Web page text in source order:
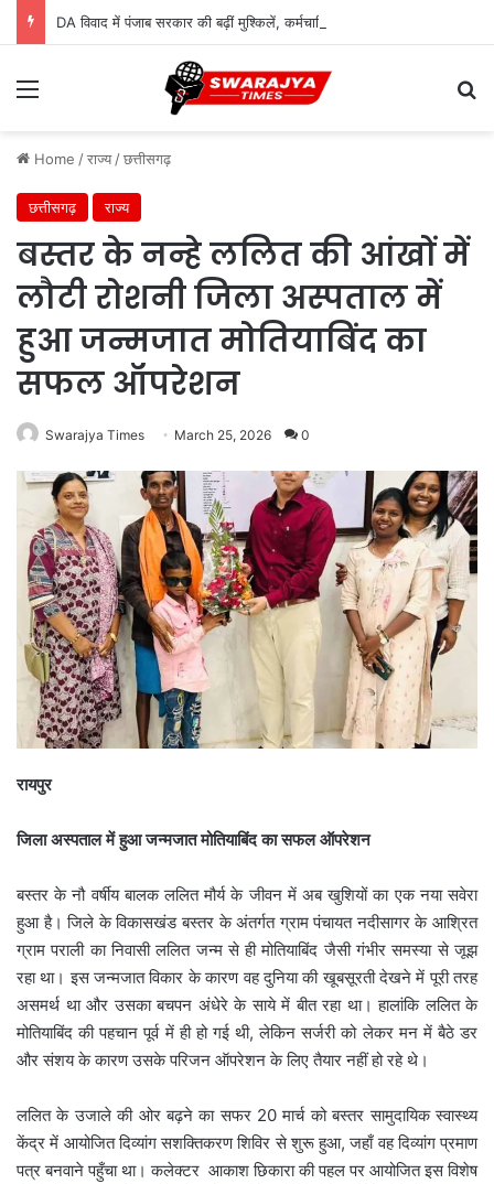
Menu
Home /राज्य /छत्तीसगढ़
छत्तीसगढ़ राज्य
बस्तर के नन्हे ललित की आंखों में
लौटी रोशनी जिला अस्पताल में
हुआ जन्मजात मोतियाबिंद का
सफल ऑपरेशन
Swarajya Times March 25, 2026 0
रायपुर
जिला अस्पताल में हुआ जन्मजात मोतियाबिंद का सफल ऑपरेशन
बस्तर के नौ वर्षीय बालक ललित मौर्य के जीवन में अब खुशियों का एक नया सवेरा
हुआ है। जिले के विकासखंड बस्तर के अंतर्गत ग्राम पंचायत नदीसागर के आश्रित
ग्राम पराली का निवासी ललित जन्म से ही मोतियाबिंद जैसी गंभीर समस्या से जूझ
रहा था। इस जन्मजात विकार के कारण वह दुनिया की खूबसूरती देखने में पूरी तरह
असमर्थ था और उसका बचपन अंधेरे के साये में बीत रहा था। हालांकि ललित के
मोतियाबिंद की पहचान पूर्व में ही हो गई थी, लेकिन सर्जरी को लेकर मन में बैठे डर
और संशय के कारण उसके परिजन ऑपरेशन के लिए तैयार नहीं हो रहे थे।
ललित के उजाले की ओर बढ़ने का सफर 20 मार्च को बस्तर सामुदायिक स्वास्थ्य
केंद्र में आयोजित दिव्यांग सशक्तिकरण शिविर से शुरू हुआ, जहाँ वह दिव्यांग प्रमाण
पत्र बनवाने पहुँचा था। कलेक्टर आकाश छिकारा की पहल पर आयोजित इस विशेष